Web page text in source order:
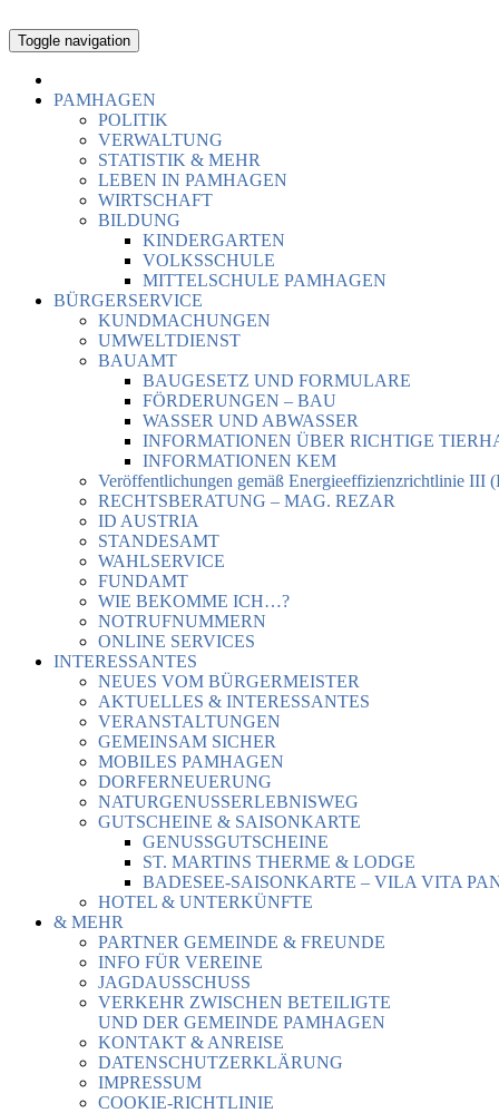
Toggle navigation
PAMHAGEN
POLITIK
VERWALTUNG
STATISTIK & MEHR
LEBEN IN PAMHAGEN
WIRTSCHAFT
BILDUNG
KINDERGARTEN
VOLKSSCHULE
MITTELSCHULE PAMHAGEN
BÜRGERSERVICE
KUNDMACHUNGEN
UMWELTDIENST
BAUAMT
BAUGESETZ UND FORMULARE
FÖRDERUNGEN – BAU
WASSER UND ABWASSER
INFORMATIONEN ÜBER RICHTIGE
INFORMATIONEN KEM
Veröffentlichungen gemäß Energieeffizienzrichtlinie III
RECHTSBERATUNG – MAG. REZAR
ID AUSTRIA
STANDESAMT
WAHLSERVICE
FUNDAMT
WIE BEKOMME ICH…?
NOTRUFNUMMERN
ONLINE SERVICES
INTERESSANTES
NEUES VOM BÜRGERMEISTER
AKTUELLES & INTERESSANTES
VERANSTALTUNGEN
GEMEINSAM SICHER
MOBILES PAMHAGEN
DORFERNEUERUNG
NATURGENUSSERLEBNISWEG
GUTSCHEINE & SAISONKARTE
GENUSSGUTSCHEINE
ST. MARTINS THERME & LODGE
BADESEE-SAISONKARTE – VILA VITA
HOTEL & UNTERKÜNFTE
& MEHR
PARTNER GEMEINDE & FREUNDE
INFO FÜR VEREINE
JAGDAUSSCHUSS
VERKEHR ZWISCHEN BETEILIGTE
UND DER GEMEINDE PAMHAGEN
KONTAKT & ANREISE
DATENSCHUTZERKLÄRUNG
IMPRESSUM
COOKIE-RICHTLINIE